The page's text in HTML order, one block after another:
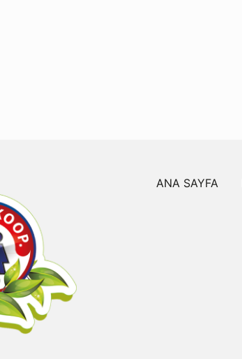
ANA SAYFA